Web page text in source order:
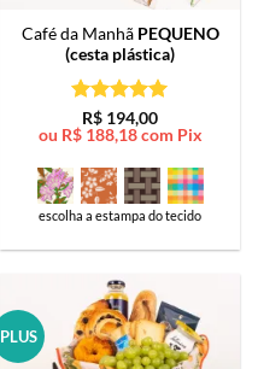
Café da Manhã PEQUENO
(cesta plástica)
Avaliação5
de 5
R$ 194,00
ou R$188,18 com Pix
escolha a estampa do tecido
PLUS